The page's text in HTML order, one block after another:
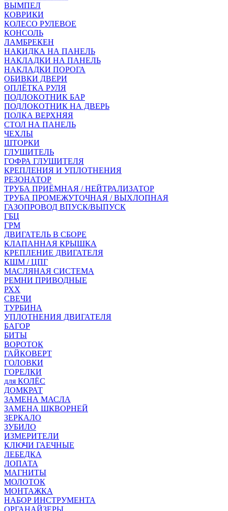
ВЫМПЕЛ
КОВРИКИ
КОЛЕСО РУЛЕВОЕ
КОНСОЛЬ
ЛАМБРЕКЕН
НАКИДКА НА ПАНЕЛЬ
НАКЛАДКИ НА ПАНЕЛЬ
НАКЛАДКИ ПОРОГА
ОБИВКИ ДВЕРИ
ОПЛЁТКА РУЛЯ
ПОДЛОКОТНИК БАР
ПОДЛОКОТНИК НА ДВЕРЬ
ПОЛКА ВЕРХНЯЯ
СТОЛ НА ПАНЕЛЬ
ЧЕХЛЫ
ШТОРКИ
ГЛУШИТЕЛЬ
ГОФРА ГЛУШИТЕЛЯ
КРЕПЛЕНИЯ И УПЛОТНЕНИЯ
РЕЗОНАТОР
ТРУБА ПРИЁМНАЯ / НЕЙТРАЛИЗАТОР
ТРУБА ПРОМЕЖУТОЧНАЯ / ВЫХЛОПНАЯ
ГАЗОПРОВОД ВПУСК/ВЫПУСК
ГБЦ
ГРМ
ДВИГАТЕЛЬ В СБОРЕ
КЛАПАННАЯ КРЫШКА
КРЕПЛЕНИЕ ДВИГАТЕЛЯ
КШМ / ЦПГ
МАСЛЯНАЯ СИСТЕМА
РЕМНИ ПРИВОДНЫЕ
РХХ
СВЕЧИ
ТУРБИНА
УПЛОТНЕНИЯ ДВИГАТЕЛЯ
БАГОР
БИТЫ
ВОРОТОК
ГАЙКОВЕРТ
ГОЛОВКИ
ГОРЕЛКИ
для КОЛЁС
ДОМКРАТ
ЗАМЕНА МАСЛА
ЗАМЕНА ШКВОРНЕЙ
ЗЕРКАЛО
ЗУБИЛО
ИЗМЕРИТЕЛИ
КЛЮЧИ ГАЕЧНЫЕ
ЛЕБЕДКА
ЛОПАТА
МАГНИТЫ
МОЛОТОК
МОНТАЖКА
НАБОР ИНСТРУМЕНТА
ОРГАНАЙЗЕРЫ